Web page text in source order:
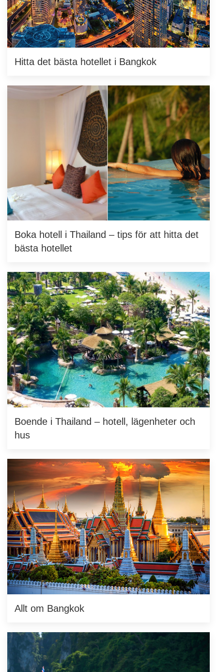
Hitta det bästa hotellet i Bangkok
Boka hotell i Thailand – tips för att hitta det
bästa hotellet
Boende i Thailand – hotell, lägenheter och
hus
Allt om Bangkok